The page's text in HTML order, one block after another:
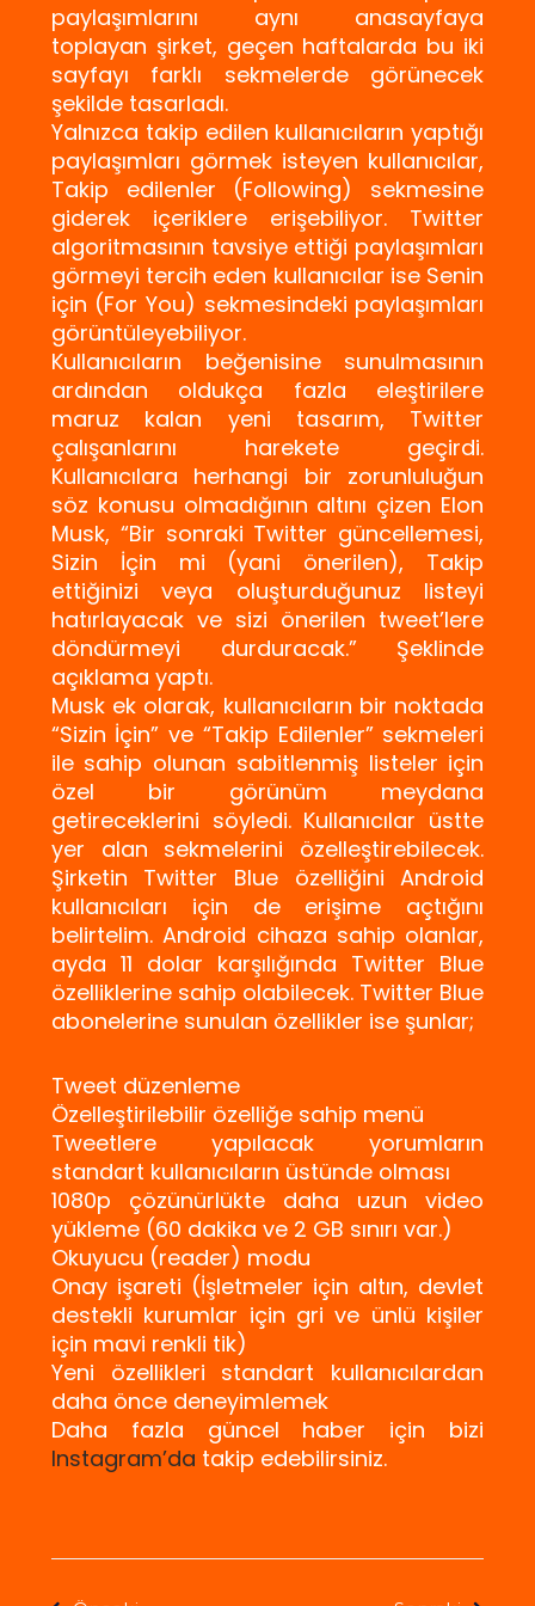
paylaşımlarını aynı anasayfaya
toplayan şirket, geçen haftalarda bu iki
sayfayı farklı sekmelerde görünecek
şekilde tasarladı.
Yalnızca takip edilen kullanıcıların yaptığı
paylaşımları görmek isteyen kullanıcılar,
Takip edilenler (Following) sekmesine
giderek içeriklere erişebiliyor. Twitter
algoritmasının tavsiye ettiği paylaşımları
görmeyi tercih eden kullanıcılar ise Senin
için (For You) sekmesindeki paylaşımları
görüntüleyebiliyor.
Kullanıcıların beğenisine sunulmasının
ardından oldukça fazla eleştirilere
maruz kalan yeni tasarım, Twitter
çalışanlarını harekete geçirdi.
Kullanıcılara herhangi bir zorunluluğun
söz konusu olmadığının altını çizen Elon
Musk, “Bir sonraki Twitter güncellemesi,
Sizin İçin mi (yani önerilen), Takip
ettiğinizi veya oluşturduğunuz listeyi
hatırlayacak ve sizi önerilen tweet’lere
döndürmeyi durduracak.” Şeklinde
açıklama yaptı.
Musk ek olarak, kullanıcıların bir noktada
“Sizin İçin” ve “Takip Edilenler” sekmeleri
ile sahip olunan sabitlenmiş listeler için
özel bir görünüm meydana
getireceklerini söyledi. Kullanıcılar üstte
yer alan sekmelerini özelleştirebilecek.
Şirketin Twitter Blue özelliğini Android
kullanıcıları için de erişime açtığını
belirtelim. Android cihaza sahip olanlar,
ayda 11 dolar karşılığında Twitter Blue
özelliklerine sahip olabilecek. Twitter Blue
abonelerine sunulan özellikler ise şunlar;
Tweet düzenleme
Özelleştirilebilir özelliğe sahip menü
Tweetlere yapılacak yorumların
standart kullanıcıların üstünde olması
1080p çözünürlükte daha uzun video
yükleme (60 dakika ve 2 GB sınırı var.)
Okuyucu (reader) modu
Onay işareti (İşletmeler için altın, devlet
destekli kurumlar için gri ve ünlü kişiler
için mavi renkli tik)
Yeni özellikleri standart kullanıcılardan
daha önce deneyimlemek
Daha fazla güncel haber için bizi
Instagram’da takip edebilirsiniz.